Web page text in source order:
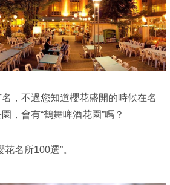
，不過您知道櫻花盛開的時候在名
，會有“鶴舞啤酒花園”嗎？
名所100選”。